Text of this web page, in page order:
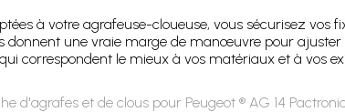
à votre agrafeuse-cloueuse, vous sécurisez vos
donnent une vraie marge de manœuvre pour
correspondent le mieux à vos matériaux et à vos
d'agrafes et de clous pour Peugeot ® AG 14